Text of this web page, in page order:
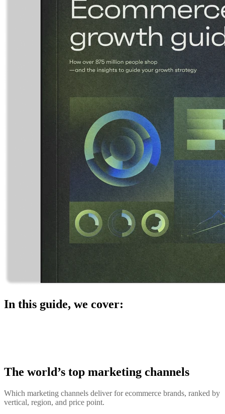
In this guide, we cover:
The world’s top marketing channels
Which marketing channels deliver for ecommerce brands, ranked by
vertical, region, and price point.